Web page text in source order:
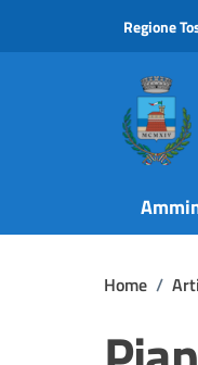
Regione
Home /